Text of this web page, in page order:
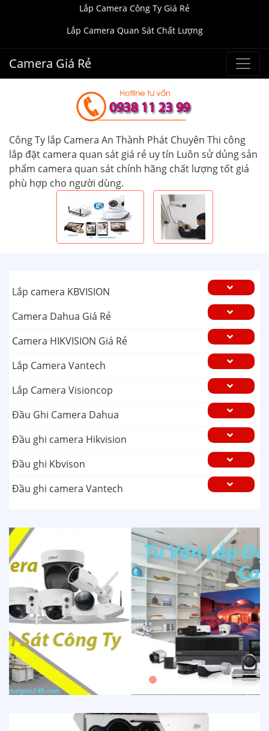
Lắp Camera Công Ty Giá Rẻ
Lắp Camera Quan Sát Chất Lượng
Camera Giá Rẻ
Công Ty lắp Camera An Thành Phát Chuyên Thi công
lắp đặt camera quan sát giá rẻ uy tín Luôn sử dủng sản
phẩm camera quan sát chính hãng chất lượng tốt giá
phù hợp cho người dùng.
Lắp camera KBVISION
Camera Dahua Giá Rẻ
Camera HIKVISION Giá Rẻ
Lắp Camera Vantech
Lắp Camera Visioncop
Đầu Ghi Camera Dahua
Đầu ghi camera Hikvision
Đầu ghi Kbvison
Đầu ghi camera Vantech